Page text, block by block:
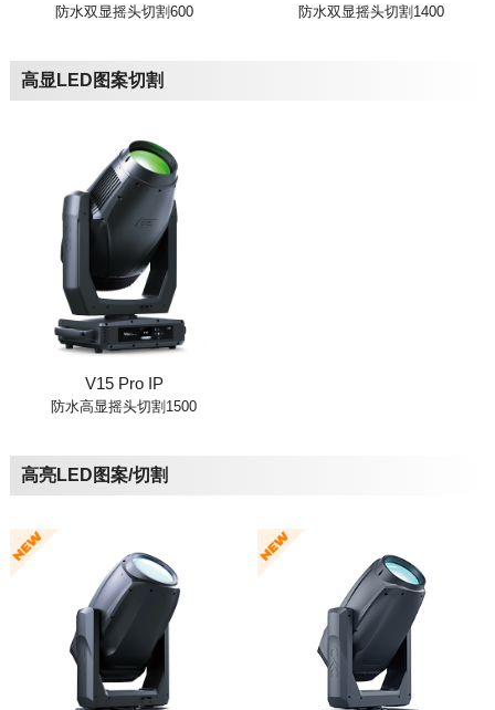
防水双显摇头切割600 防水双显摇头切割1400
高显LED图案切割
V15 Pro IP
防水高显摇头切割1500
高亮LED图案/切割